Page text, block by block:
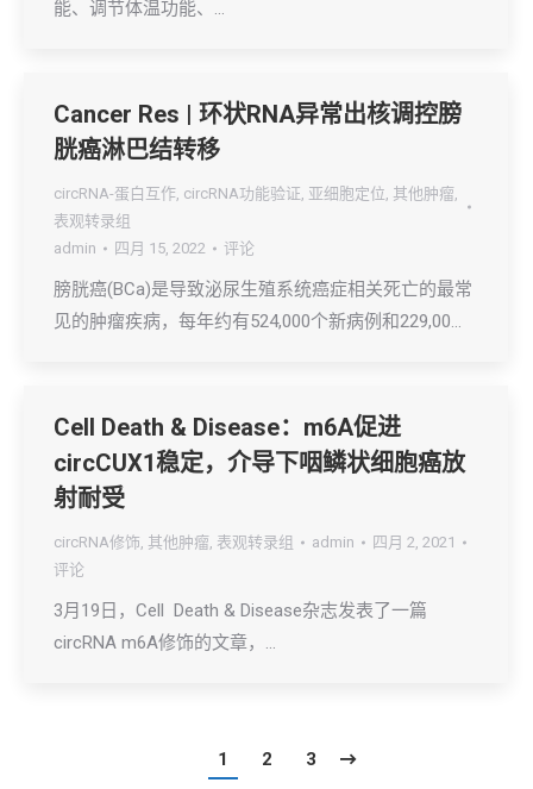
能、调节体温功能、…
Cancer Res | 环状RNA异常出核调控膀
胱癌淋巴结转移
circRNA-蛋白互作, circRNA功能验证, 亚细胞定位, 其他肿瘤,
表观转录组
admin
四月 15, 2022 评论
膀胱癌(BCa)是导致泌尿生殖系统癌症相关死亡的最常
见的肿瘤疾病，每年约有524,000个新病例和229,00…
Cell Death & Disease：m6A促进
circCUX1稳定，介导下咽鳞状细胞癌放
射耐受
circRNA修饰, 其他肿瘤, 表观转录组 admin
四月 2, 2021
评论
3月19日，Cell Death & Disease杂志发表了一篇
circRNA m6A修饰的文章，…
1 2 3